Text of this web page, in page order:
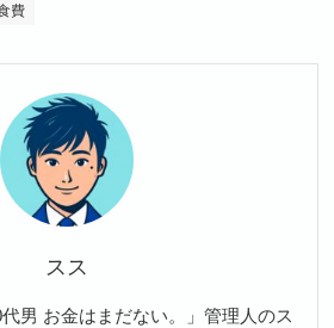
費
スス
男 お金はまだない。」管理人のス